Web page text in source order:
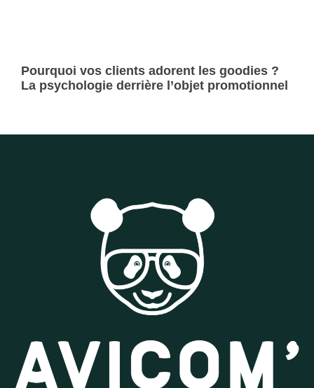
Pourquoi vos clients adorent les goodies ?
La psychologie derrière l’objet promotionnel